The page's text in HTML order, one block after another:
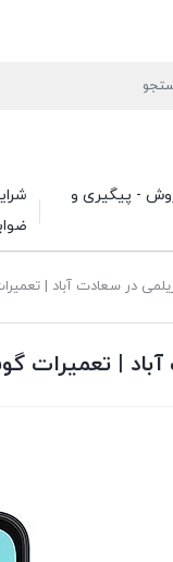
- پیگیری و
در سعادت آباد |
| تعمیرات